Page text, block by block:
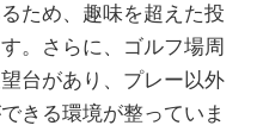
ため、趣味を超えた投
。さらに、ゴルフ場周
台があり、プレー以外
きる環境が整っていま